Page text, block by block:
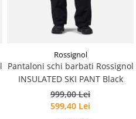
Rossignol
Pantaloni schi barbati Rossignol
INSULATED SKI PANT Black
999,00 Lei
599,40 Lei